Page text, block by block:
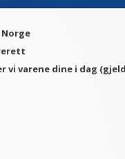
vi varene dine i dag